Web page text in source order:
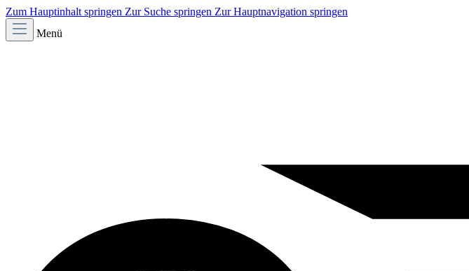
Zum Hauptinhalt springen Zur Suche springen Zur Hauptnavigation springen
Menü